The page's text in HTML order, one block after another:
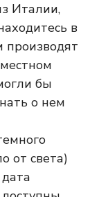
Италии,
в
производят
бы
о нем
от света)